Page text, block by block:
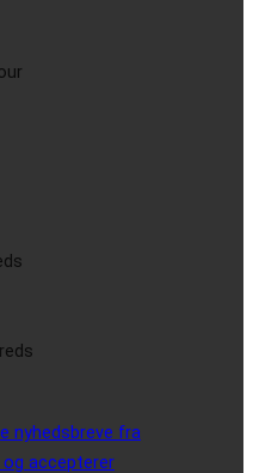
nyhedsbreve fra
og accepterer